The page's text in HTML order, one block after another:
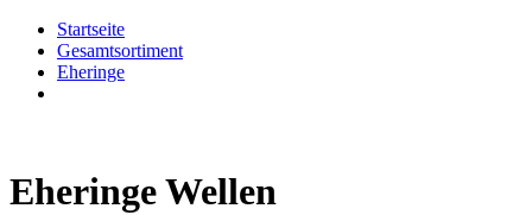
Startseite
Gesamtsortiment
Eheringe
Eheringe Wellen